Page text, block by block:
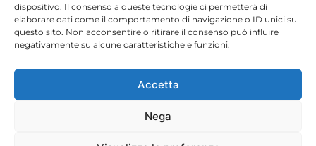
dispositivo. Il consenso a queste tecnologie ci permetterà di
elaborare dati come il comportamento di navigazione o ID unici su
questo sito. Non acconsentire o ritirare il consenso può influire
negativamente su alcune caratteristiche e funzioni.
Accetta
Nega
C.F.-P.I. 02538910379 all rights reserved © –
Privacy Policy– Cookie Policy